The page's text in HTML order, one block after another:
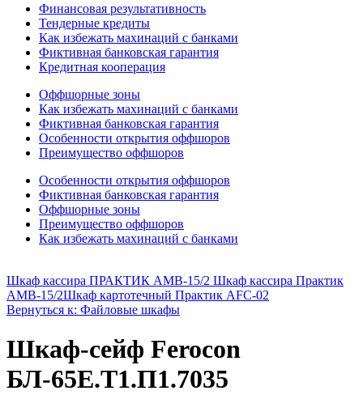
Финансовая результативность
Тендерные кредиты
Как избежать махинаций с банками
Фиктивная банковская гарантия
Кредитная кооперация
Оффшорные зоны
Как избежать махинаций с банками
Фиктивная банковская гарантия
Особенности открытия оффшоров
Преимущество оффшоров
Особенности открытия оффшоров
Фиктивная банковская гарантия
Оффшорные зоны
Преимущество оффшоров
Как избежать махинаций с банками
Шкаф кассира ПРАКТИК АМВ-15/2 Шкаф кассира Практик
AMB-15/2Шкаф картотечный Практик AFC-02
Вернуться к: Файловые шкафы
Шкаф-сейф Ferocon
БЛ-65Е.Т1.П1.7035